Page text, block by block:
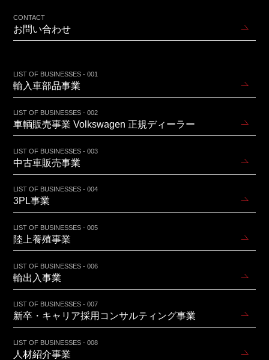
CONTACT
お問い合わせ
LIST OF BUSINESSES - 001
輸入車部品事業
LIST OF BUSINESSES - 002
車輌販売事業 Volkswagen 正規ディーラー
LIST OF BUSINESSES - 003
中古車販売事業
LIST OF BUSINESSES - 004
3PL事業
LIST OF BUSINESSES - 005
陸上養殖事業
LIST OF BUSINESSES - 006
輸出入事業
LIST OF BUSINESSES - 007
新卒・キャリア採用コンサルティング事業
LIST OF BUSINESSES - 008
人材紹介事業